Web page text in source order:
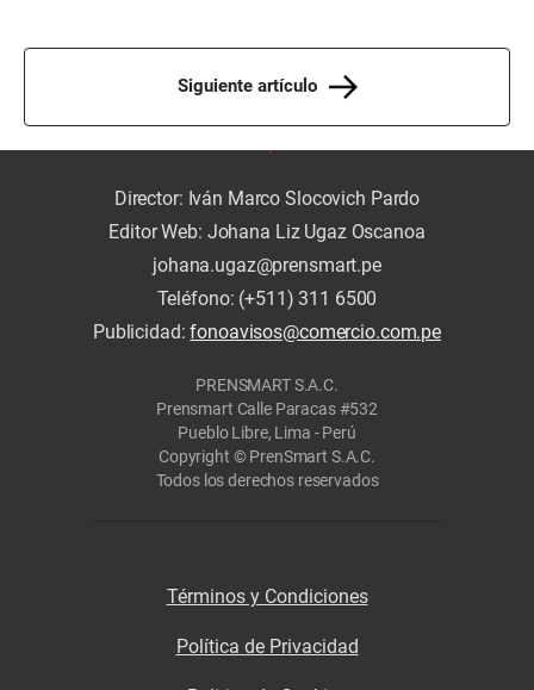
Siguiente artículo
Director: Iván Marco Slocovich Pardo
Editor Web: Johana Liz Ugaz Oscanoa
johana.ugaz@prensmart.pe
Teléfono: (+511) 311 6500
Publicidad:fonoavisos@comercio.com.pe
PRENSMART S.A.C.
Prensmart Calle Paracas #532
Pueblo Libre, Lima - Perú
Copyright © PrenSmart S.A.C.
Todos los derechos reservados
Términos y Condiciones
Política de Privacidad